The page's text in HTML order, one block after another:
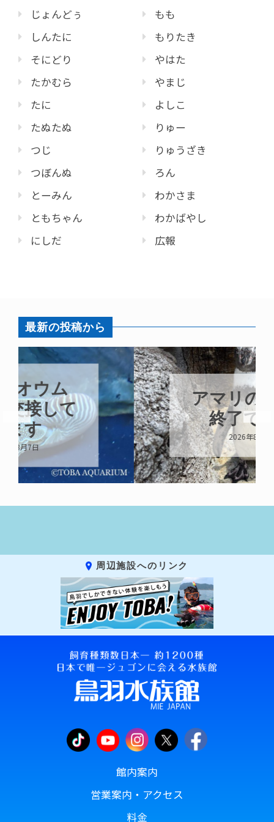
じょんどぅ
しんたに
そにどり
たかむら
たに
たぬたぬ
つじ
つぼんぬ
とーみん
ともちゃん
にしだ
もも
もりたき
やはた
やまじ
よしこ
りゅー
りゅうざき
ろん
わかさま
わかばやし
広報
最新の投稿から
アマリの換羽も
終了です！
2026年8月7日
周辺施設へのリンク
館内案内
営業案内・アクセス
料金